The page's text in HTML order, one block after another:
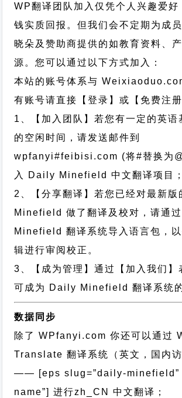
WP翻译团队加入仅凭个人兴趣爱好
钱实质回报。但我们会不定期为成
晓朵及赞助商提供的如教育资料、
源。您可以通过以下方式加入：
本站的账号体系与
有账号请直接【登录】或【免费注册
1、【加入团队】若您有一定的英语
的空闲时间，请发送邮件到
wpfanyi#feibisi.com (将#替换为
入 Daily Minefield 中文翻译项目；
2、【分享翻译】若您已经对最新
Minefield 做了翻译及校对，请通
Minefield 翻译系统导入语言包，
辑进行审阅校正。
3、【成为管理】通过【加入我们】
可成为 Daily Minefield 翻译系统的
数据同步
除了 WPfanyi.com 你还可以通过
Translate 翻译系统（英文，国内
—— [eps slug=”daily-minefield”
name”]进行zh_CN
中文翻译；